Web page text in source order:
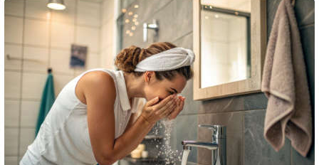
ອາດຈະເປັນຄວາມຜິດພາດ. ໃນບົດບັນທຶກນີ້, ພວກເຮົາຈະ
ສະແດງ..